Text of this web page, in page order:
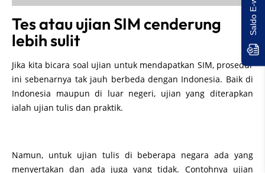
Tes atau ujian SIM cenderung
lebih sulit
Jika kita bicara soal ujian untuk mendapatkan SIM, prosedur
ini sebenarnya tak jauh berbeda dengan Indonesia. Baik di
Indonesia maupun di luar negeri, ujian yang diterapkan
ialah ujian tulis dan praktik.
Namun, untuk ujian tulis di beberapa negara ada yang
menyertakan dan ada juga yang tidak. Contohnya ujian